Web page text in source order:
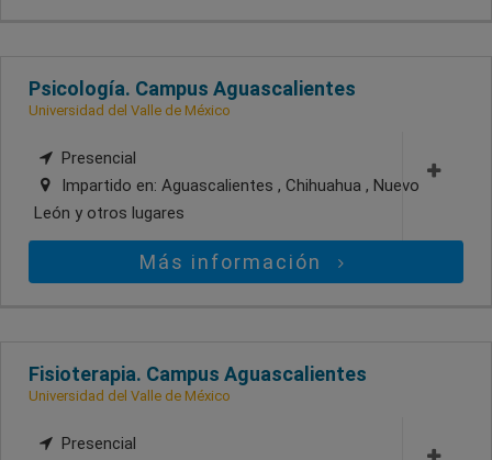
Psicología. Campus Aguascalientes
Universidad del Valle de México
Presencial
Impartido en: Aguascalientes , Chihuahua , Nuevo
León y otros lugares
Más información
Fisioterapia. Campus Aguascalientes
Universidad del Valle de México
Presencial